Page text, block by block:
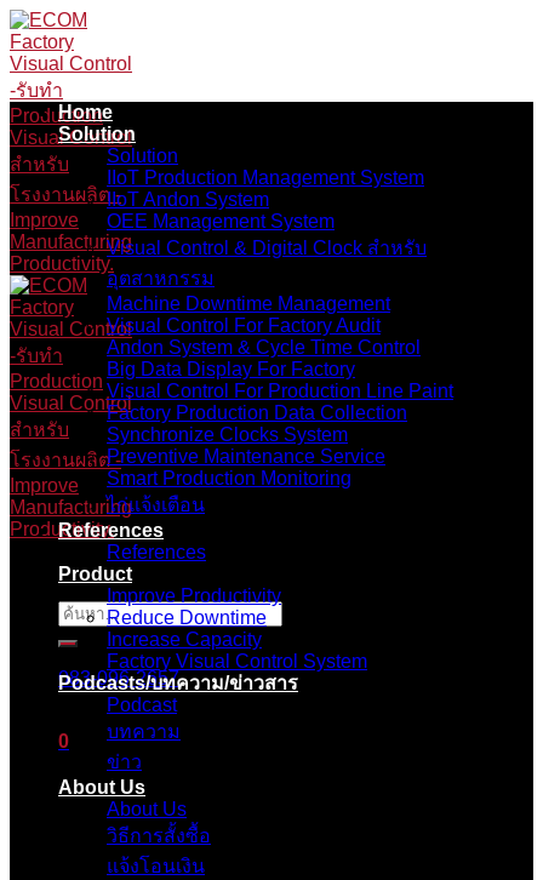
Skip
to
content
ค้นหา:
083-096-2657
0
ตะกร้าสินค้า
ไม่มีสินค้าในตะกร้า
Home
Solution
Solution
IIoT Production Management System
IIoT Andon System
OEE Management System
Visual Control & Digital Clock สำหรับ
อุตสาหกรรม
Machine Downtime Management
Visual Control For Factory Audit
Andon System & Cycle Time Control
Big Data Display For Factory
Visual Control For Production Line Paint
Factory Production Data Collection
Synchronize Clocks System
Preventive Maintenance Service
Smart Production Monitoring
ไก่แจ้งเตือน
References
References
Product
Improve Productivity
Reduce Downtime
Increase Capacity
Factory Visual Control System
Podcasts/บทความ/ข่าวสาร
Podcast
บทความ
ข่าว
About Us
About Us
วิธีการสั้งซื้อ
แจ้งโอนเงิน